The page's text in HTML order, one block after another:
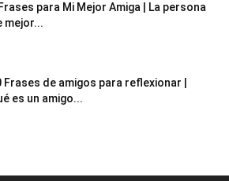
para Mi Mejor Amiga | La persona
mejor...
Frases de amigos para reflexionar |
es un amigo...